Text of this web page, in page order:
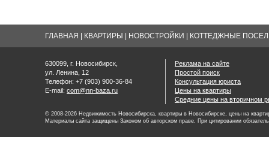
ГЛАВНАЯ КВАРТИРЫ НОВОСТРОЙКИ КОТТЕДЖНЫЕ
630099, г. Новосибирск,
ул. Ленина, 12
Телефон: +7 (903) 900-36-84
E-mail: com@nn-baza.ru
Реклама на сайте
Простой поиск
Консультация юриста
Цены на квартиры
Средние цены на вторичном
© 2008-2026 Недвижимость Новосибирска, квартиры в Новосибирске, цены на
Материалы сайта защищены Законом об авторском праве. При цитировании